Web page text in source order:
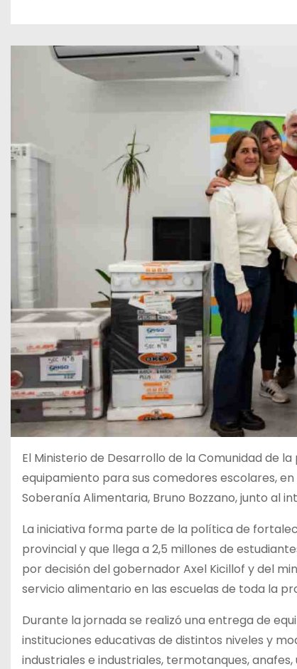
El Ministerio de Desarrollo de la Comunidad de
equipamiento para sus comedores escolares,
Soberanía Alimentaria, Bruno Bozzano, junto al
La iniciativa forma parte de la política de
provincial y que llega a 2,5 millones de
por decisión del gobernador Axel Kicillof y del
servicio alimentario en las escuelas de toda la
Durante la jornada se realizó una entrega de
instituciones educativas de distintos niveles y
industriales e industriales, termotanques,